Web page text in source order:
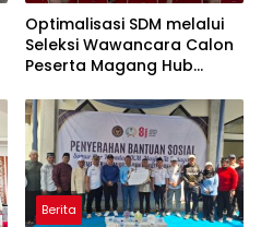
Optimalisasi SDM melalui
Seleksi Wawancara Calon
Peserta Magang Hub
2026
Berita